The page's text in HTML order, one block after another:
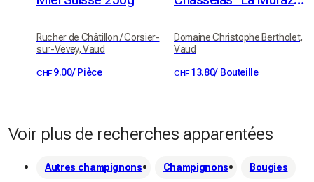
Rucher de Châtillon / Corsier-
sur-Vevey, Vaud
CHF 9.00/ Pièce
Domaine Christophe Bertholet,
Vaud
CHF 13.80/ Bouteille
Voir plus de recherches apparentées
Autres champignons Champignons Bougies